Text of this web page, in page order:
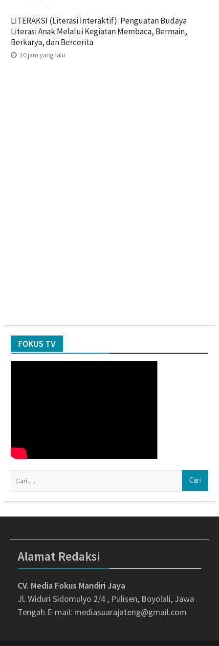
LITERAKSI (Literasi Interaktif): Penguatan Budaya
Literasi Anak Melalui Kegiatan Membaca, Bermain,
Berkarya, dan Bercerita
10 jam yang lalu
FOKUS TV
Alamat Redaksi
CV. Media Fokus Mandiri Jaya
Jl. Widuri Sidomulyo 2/4 , Pulisen, Boyolali, Jawa
Tengah E-mail: mediasuarajateng@gmail.com